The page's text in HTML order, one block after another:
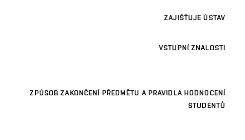
ZAJIŠŤUJE ÚSTAV
VSTUPNÍ ZNALOSTI
ZPŮSOB ZAKONČENÍ PŘEDMĚTU A PRAVIDLA HODNOCENÍ
STUDENTŮ